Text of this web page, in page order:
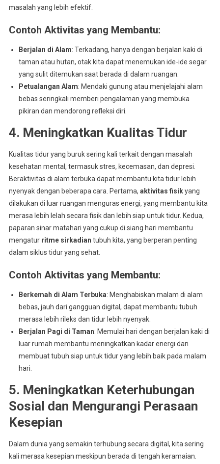
masalah yang lebih efektif.
Contoh Aktivitas yang Membantu:
Berjalan di Alam: Terkadang, hanya dengan berjalan kaki di
taman atau hutan, otak kita dapat menemukan ide-ide segar
yang sulit ditemukan saat berada di dalam ruangan.
Petualangan Alam: Mendaki gunung atau menjelajahi alam
bebas seringkali memberi pengalaman yang membuka
pikiran dan mendorong refleksi diri.
4. Meningkatkan Kualitas Tidur
Kualitas tidur yang buruk sering kali terkait dengan masalah
kesehatan mental, termasuk stres, kecemasan, dan depresi.
Beraktivitas di alam terbuka dapat membantu kita tidur lebih
nyenyak dengan beberapa cara. Pertama, aktivitas fisikyang
dilakukan di luar ruangan menguras energi, yang membantu kita
merasa lebih lelah secara fisik dan lebih siap untuk tidur. Kedua,
paparan sinar matahari yang cukup di siang hari membantu
mengatur ritme sirkadian tubuh kita, yang berperan penting
dalam siklus tidur yang sehat.
Contoh Aktivitas yang Membantu:
Berkemah di Alam Terbuka: Menghabiskan malam di alam
bebas, jauh dari gangguan digital, dapat membantu tubuh
merasa lebih rileks dan tidur lebih nyenyak.
Berjalan Pagi di Taman: Memulai hari dengan berjalan kaki di
luar rumah membantu meningkatkan kadar energi dan
membuat tubuh siap untuk tidur yang lebih baik pada malam
hari.
5. Meningkatkan Keterhubungan
Sosial dan Mengurangi Perasaan
Kesepian
Dalam dunia yang semakin terhubung secara digital, kita sering
kali merasa kesepian meskipun berada di tengah keramaian.